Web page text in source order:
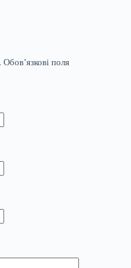
Обов’язкові поля